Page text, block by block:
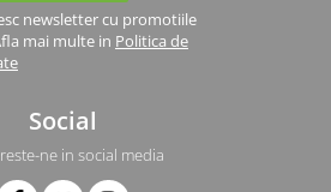
newsletter cu promotiile
mai multe in Politica de
Social
ne in social media